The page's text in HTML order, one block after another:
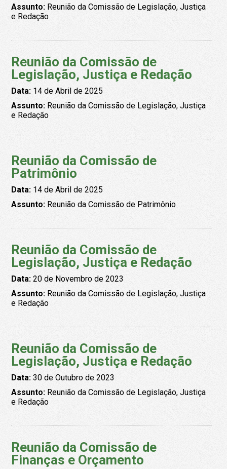
Assunto:Reunião da Comissão de Legislação, Justiça
e Redação
Reunião da Comissão de
Legislação, Justiça e Redação
Data:14 de Abril de 2025
Assunto:Reunião da Comissão de Legislação, Justiça
e Redação
Reunião da Comissão de
Patrimônio
Data:14 de Abril de 2025
Assunto:Reunião da Comissão de Patrimônio
Reunião da Comissão de
Legislação, Justiça e Redação
Data:20 de Novembro de 2023
Assunto:Reunião da Comissão de Legislação, Justiça
e Redação
Reunião da Comissão de
Legislação, Justiça e Redação
Data:30 de Outubro de 2023
Assunto:Reunião da Comissão de Legislação, Justiça
e Redação
Reunião da Comissão de
Finanças e Orçamento